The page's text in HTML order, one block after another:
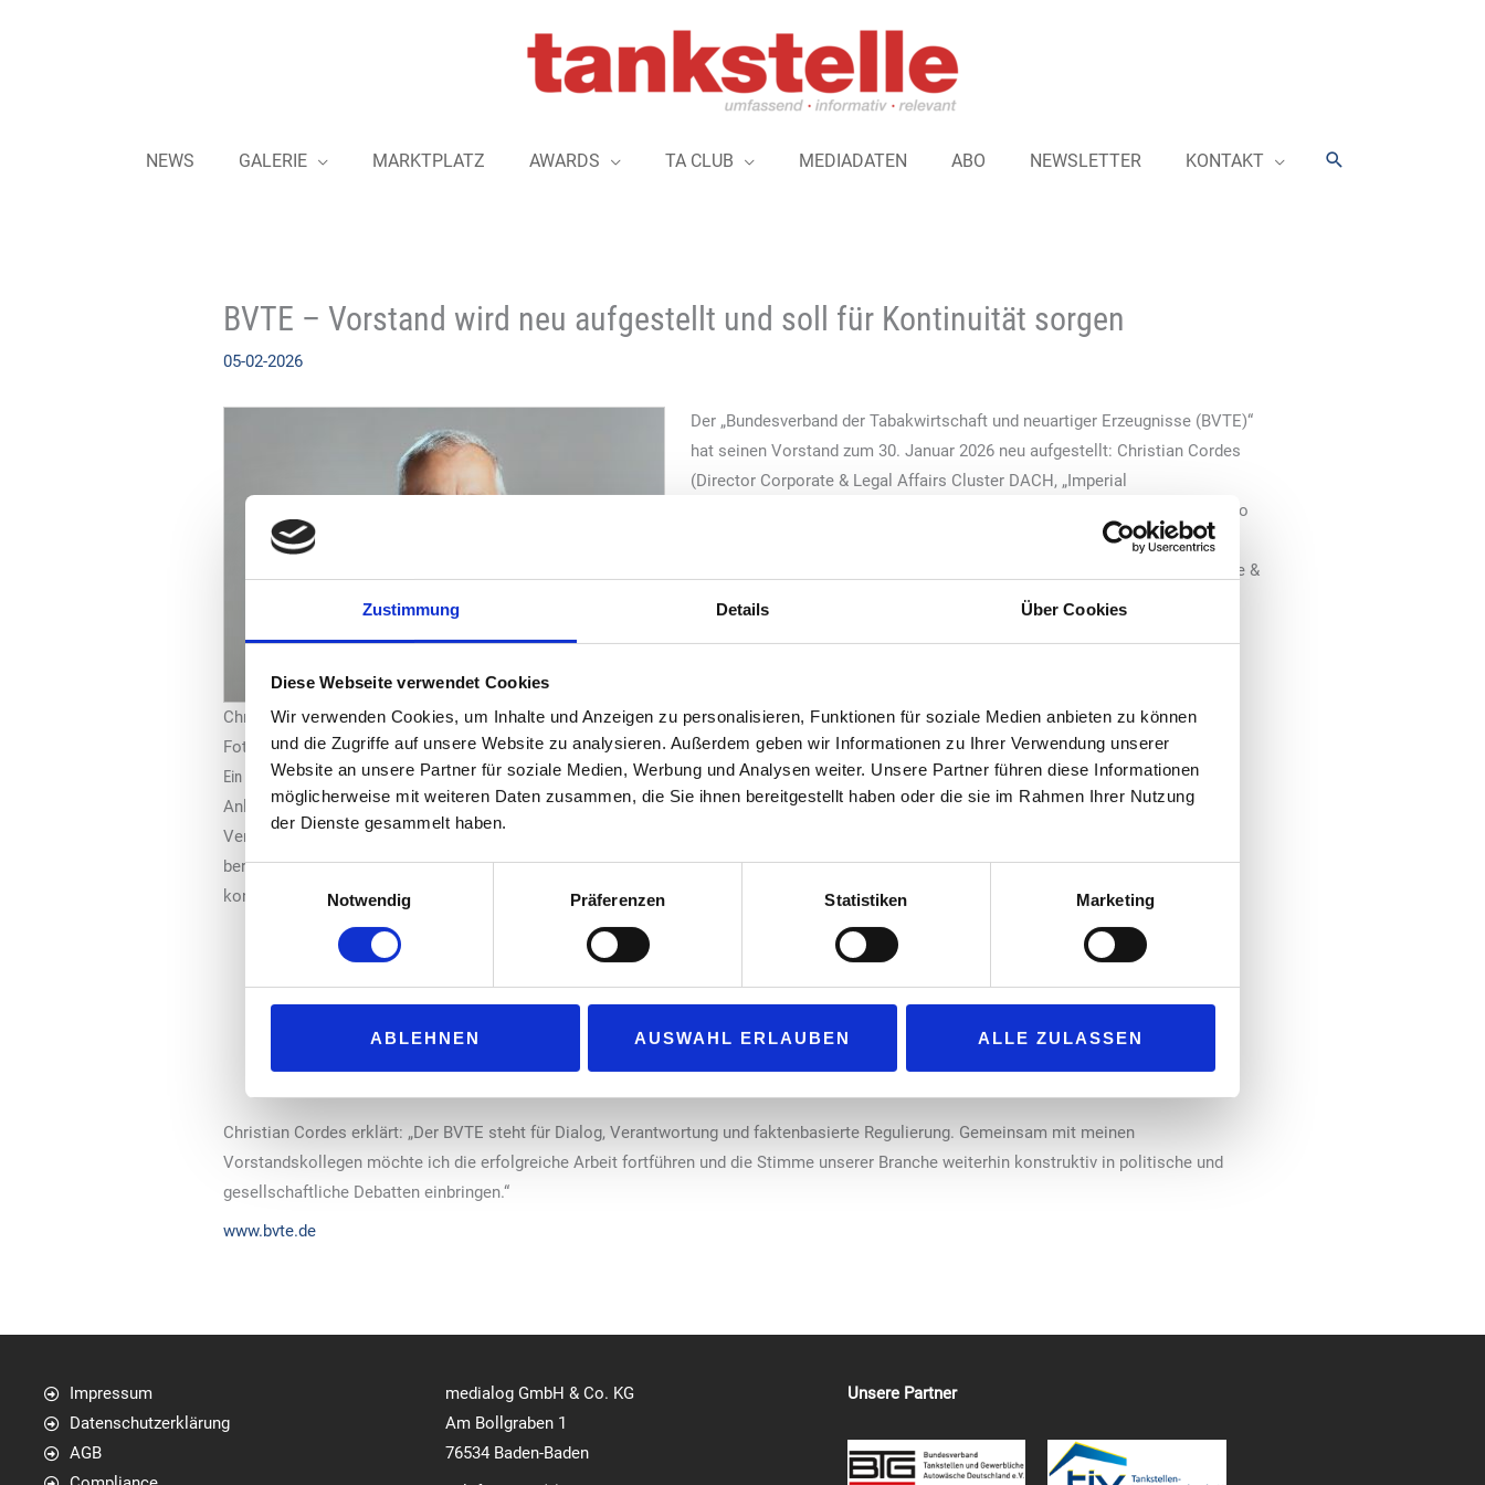
Zustimmung Details Über Cookies
Diese Webseite verwendet Cookies
Wir verwenden Cookies, um Inhalte und Anzeigen zu personalisieren, Funktionen für soziale Medien anbieten zu können
und die Zugriffe auf unsere Website zu analysieren. Außerdem geben wir Informationen zu Ihrer Verwendung unserer
Website an unsere Partner für soziale Medien, Werbung und Analysen weiter. Unsere Partner führen diese Informationen
möglicherweise mit weiteren Daten zusammen, die Sie ihnen bereitgestellt haben oder die sie im Rahmen Ihrer Nutzung
der Dienste gesammelt haben.
Notwendig
Präferenzen Statistiken Marketing
ABLEHNEN AUSWAHL ERLAUBEN ALLE ZULASSEN
NEWS GALERIE MARKTPLATZ AWARDS TA CLUB MEDIADATEN ABO NEWSLETTER KONTAKT Suchen
BVTE – Vorstand wird neu aufgestellt und soll für Kontinuität sorgen
05-02-2026
Christian Cordes, „Imperial Brands/Reemtsma“
Foto: „Reemtsma“
Der „Bundesverband der Tabakwirtschaft und neuartiger Erzeugnisse (BVTE)“
hat seinen Vorstand zum 30. Januar 2026 neu aufgestellt: Christian Cordes
(Director Corporate & Legal Affairs Cluster DACH, „Imperial
Brands/Reemtsma“) übernimmt den Vorsitz des „BVTE“ von Claudio-Alberto
Dötsch. Charles Lemmer (General Manager DACH Region, „Heintz van
Landewyck“) bleibt Stellvertreter und Miriam Hiller (Area Head of Corporate &
Regulatory Affairs Central Europe und Prokuristin von „British American
Ein reibungsloser Übergang
Anlass der Neubesetzung sei das berufsbedingte Ausscheiden des bisherigen Vorstandsvorsitzenden Claudio-Alberto Dötsch, der den
Verband seit der Gründung 2019 mitprägte. Vor dem Hintergrund seines zum 1. April 2026 beginnenden Ruhestandes, beendete er seine
beruflichen Funktionen bei der „BAT Germany GmbH“ bereits zum 1. Januar 2026, sodass ein strukturierter Übergang sowie eine
kontinuierliche Handlungsfähigkeit des Verbandes sichergestellt wird.
bereits seit Gründung des Verbands aktiv mitgestaltet. Die strategische Ausrichtung und inhaltliche Arbeit des
Verbandes werden so reibungslos fortgesetzt“, betont „BVTE“-Hauptgeschäftsführer Jan Mücke.
Christian Cordes erklärt: „Der BVTE steht für Dialog, Verantwortung und faktenbasierte Regulierung. Gemeinsam mit meinen
Vorstandskollegen möchte ich die erfolgreiche Arbeit fortführen und die Stimme unserer Branche weiterhin konstruktiv in politische und
gesellschaftliche Debatten einbringen.“
www.bvte.de
Impressum
Datenschutzerklärung
AGB
medialog GmbH & Co. KG
Am Bollgraben 1
76534 Baden-Baden
Unsere Partner